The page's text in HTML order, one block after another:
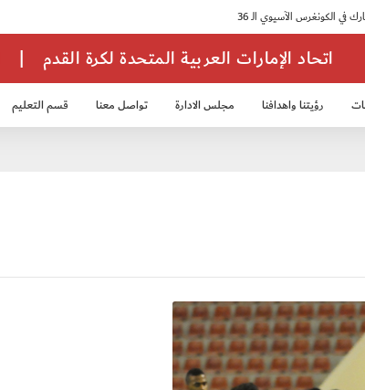
| اتحاد الإمارات العربية المتحدة لكرة القدم
رؤيتنا واهدافنا مجلس الادارة تواصل معنا قسم التعليم